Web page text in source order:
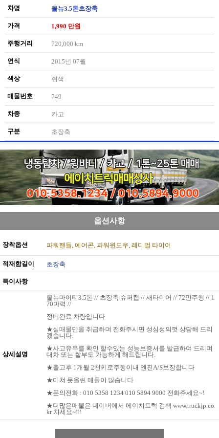
차명 올뉴3.5톤초장축
가격 1,990 만원
주행거리 720,000 km
연식 2015년 07월
색상 쥐색
매물번호 749
차종 카고
구분 초장축
옵션사항
장착옵션 파워핸들 에어콘 파워윈도우 레디얼 타이어
적재함길이 초장축
특이사항
상세설명
올뉴마이티3.5톤 // 초장축 슈퍼캡 // 새타이어 // 72만주행 // 1
70마력 //
정비완료 차량입니다
★실매물만을 취급하며 전화주시면 성심성의껏 상담해 드리
겠습니다.
★사고유무를 확인 할수있는 성능보증서를 발급하여 드리며
대차 또는 할부도 가능하게 해드립니다.
★출고후 1개월 2천키로주행이내 엔진A/S보장합니다
★미쳐 못올린 매물이 많습니다
★문의전화 : 010 5358 1234 010 5894 9000 전화주세요~!
★더많은매물은 네이버에서 에이치트럭 검색 www.truckjp.co.
kr 치세요~!!!